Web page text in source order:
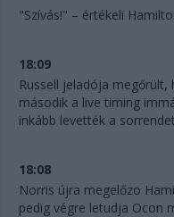
"Szívás!" – értékeli
18:09
Russell jeladója
második a live timing
inkább levették a
18:08
Norris újra megelőzo
pedig végre letudja Ocon